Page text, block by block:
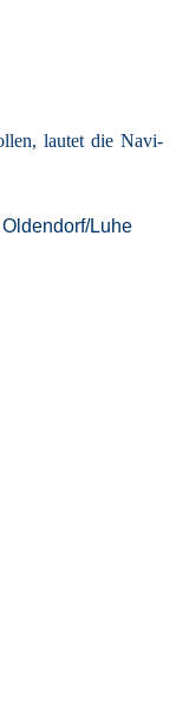
lautet die Navi-
Luhe